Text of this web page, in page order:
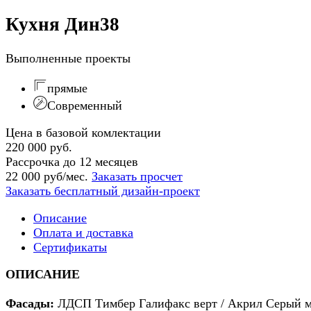
Кухня Дин38
Выполненные проекты
прямые
Современный
Цена в базовой комлектации
220 000 руб.
Рассрочка до 12 месяцев
22 000 руб/мес. Заказать просчет
Заказать бесплатный дизайн-проект
Описание
Оплата и доставка
Сертификаты
ОПИСАНИЕ
Фасады: ЛДСП Тимбер Галифакс верт / Акрил Серый